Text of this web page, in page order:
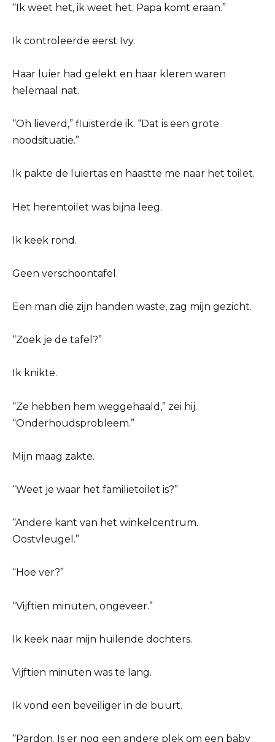
“Ik weet het, ik weet het. Papa komt eraan.”
Ik controleerde eerst Ivy.
Haar luier had gelekt en haar kleren waren
helemaal nat.
“Oh lieverd,” fluisterde ik. “Dat is een grote
noodsituatie.”
Ik pakte de luiertas en haastte me naar het toilet.
Het herentoilet was bijna leeg.
Ik keek rond.
Geen verschoontafel.
Een man die zijn handen waste, zag mijn gezicht.
“Zoek je de tafel?”
Ik knikte.
“Ze hebben hem weggehaald,” zei hij.
“Onderhoudsprobleem.”
Mijn maag zakte.
“Weet je waar het familietoilet is?”
“Andere kant van het winkelcentrum.
Oostvleugel.”
“Hoe ver?”
“Vijftien minuten, ongeveer.”
Ik keek naar mijn huilende dochters.
Vijftien minuten was te lang.
Ik vond een beveiliger in de buurt.
“Pardon. Is er nog een andere plek om een baby